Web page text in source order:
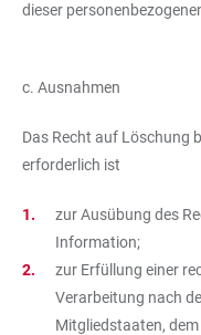
dieser
c. Ausnahmen
Das Recht auf Löschung
erforderlich ist
zur Ausübung des
Information;
zur Erfüllung einer
Verarbeitung nach
Mitgliedstaaten,